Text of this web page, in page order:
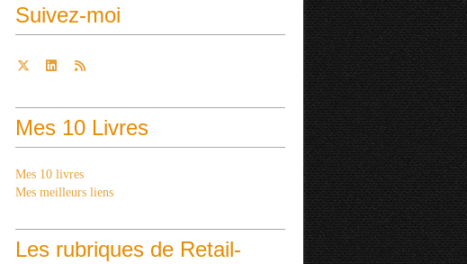
Suivez-moi
Mes 10 Livres
Mes 10 livres
Mes meilleurs liens
Les rubriques de Retail-